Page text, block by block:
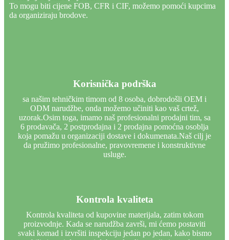
To mogu biti cijene FOB, CFR i CIF, možemo pomoći kupcima
da organiziraju brodove.
Korisnička podrška
sa našim tehničkim timom od 8 osoba, dobrodošli OEM i
ODM narudžbe, onda možemo učiniti kao vaš crtež,
uzorak.Osim toga, imamo naš profesionalni prodajni tim, sa
6 prodavača, 2 postprodajna i 2 prodajna pomoćna osoblja
koja pomažu u organizaciji dostave i dokumenata.Naš cilj je
da pružimo profesionalne, pravovremene i konstruktivne
usluge.
Kontrola kvaliteta
Kontrola kvaliteta od kupovine materijala, zatim tokom
proizvodnje. Kada se narudžba završi, mi ćemo postaviti
svaki komad i izvršiti inspekciju jedan po jedan, kako bismo